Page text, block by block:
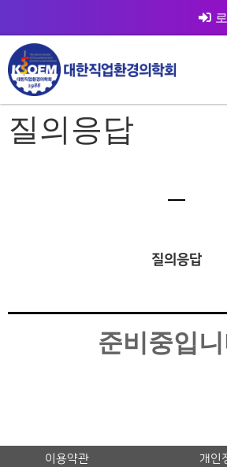
질의응답
질의응답
준비중입
이용약관 개인